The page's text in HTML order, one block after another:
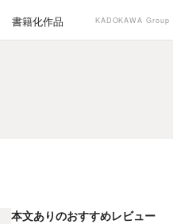
書籍化作品 KADOKAWA Group
本文ありのおすすめレビュー